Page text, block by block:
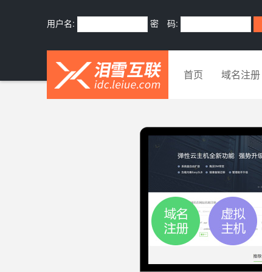
用户名: 密 码:
首页 域名注册